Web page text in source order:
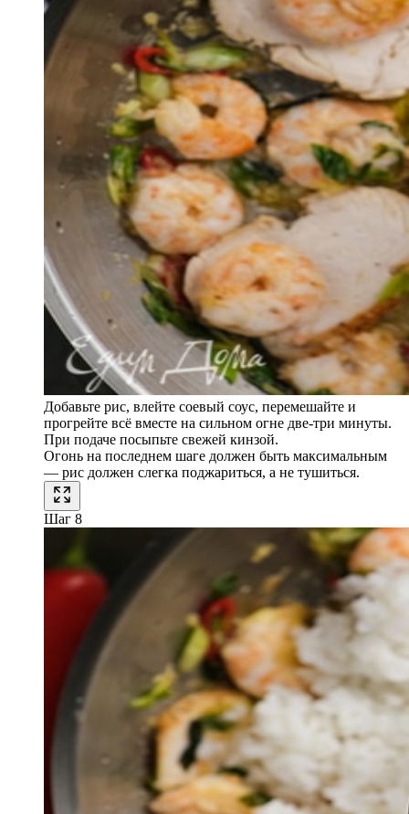
Добавьте рис, влейте соевый соус, перемешайте и
прогрейте всё вместе на сильном огне две-три минуты.
При подаче посыпьте свежей кинзой.
Огонь на последнем шаге должен быть максимальным
— рис должен слегка поджариться, а не тушиться.
Шаг 8